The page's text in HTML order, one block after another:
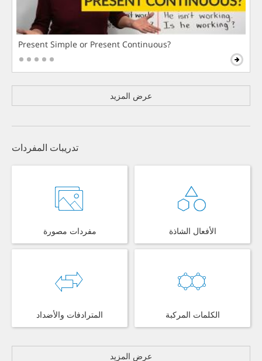
Present Simple or Present Continuous?
عرض المزيد
تدريبات المفردات
مفردات مصورة الأفعال الشاذة
المترادفات والأضداد الكلمات المركبة
عرض المزيد